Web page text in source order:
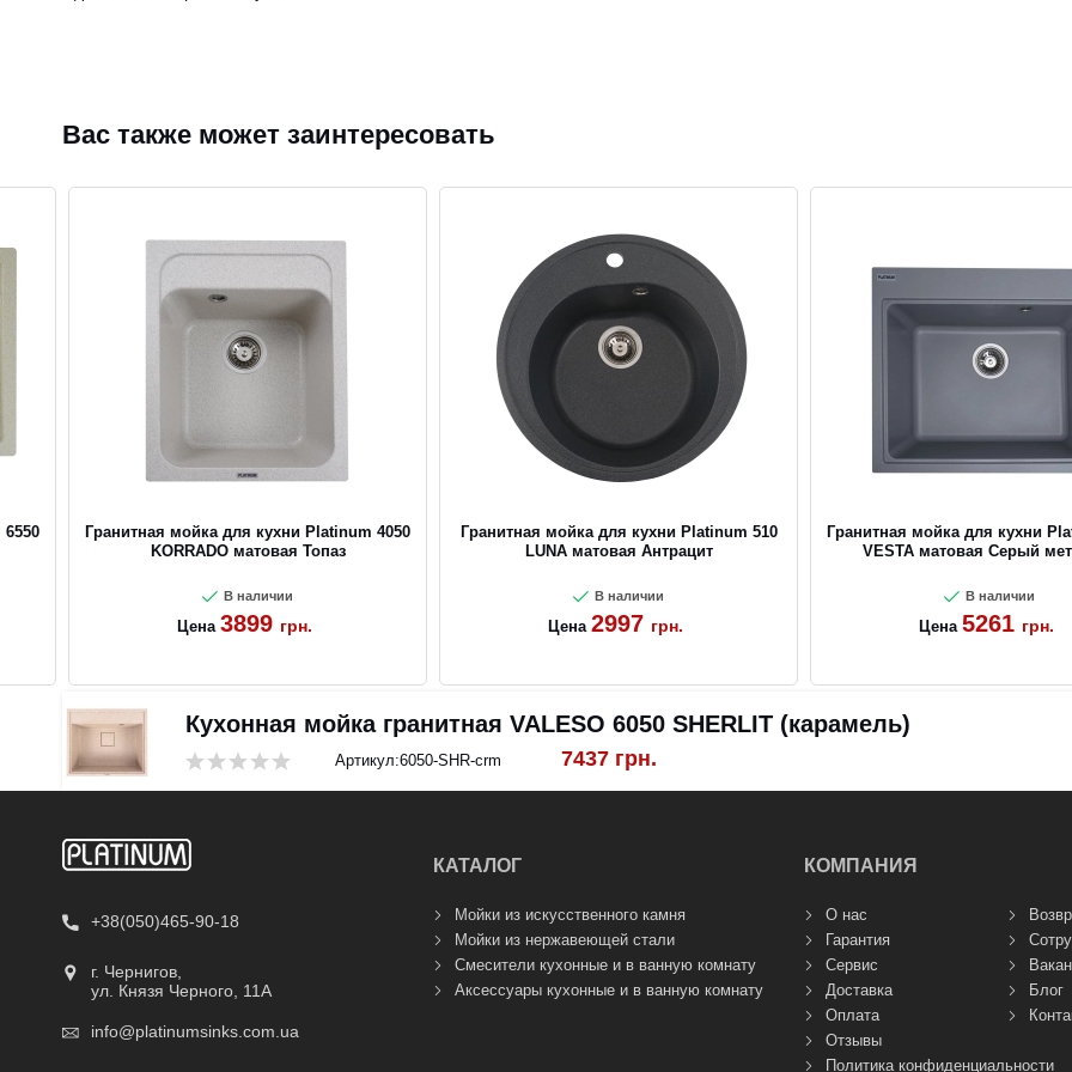
Вас также может заинтересовать
Гранитная мойка для кухни Platinum 4050
KORRADO матовая Топаз
В наличии
Цена 3899 грн.
Гранитная мойка для кухни Platinum 510
LUNA матовая Антрацит
В наличии
Цена 2997 грн.
Гранитная мойка для кухни
VESTA матовая Серый
В наличии
Цена 5261 грн.
Кухонная мойка гранитная VALESO 6050 SHERLIT (карамель)
Артикул:6050-SHR-crm 7437 грн.
+38(050)465-90-18
г. Чернигов,
ул. Князя Черного, 11А
info@platinumsinks.com.ua
КАТАЛОГ
Мойки из искусственного камня
Мойки из нержавеющей стали
Смесители кухонные и в ванную комнату
Аксессуары кухонные и в ванную комнату
КОМПАНИЯ
О нас
Гарантия
Сервис
Доставка
Оплата
Блог
Отзывы
Политика конфиденциальности